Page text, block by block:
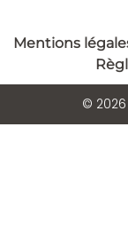
Mentions
©